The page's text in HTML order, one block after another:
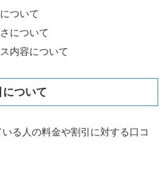
ついて
について
内容について
ついて
る人の料金や割引に対する口コ